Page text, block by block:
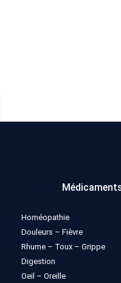
Homéopathie
Douleurs – Fièvre
Rhume – Toux – Grippe
Digestion
Oeil – Oreille